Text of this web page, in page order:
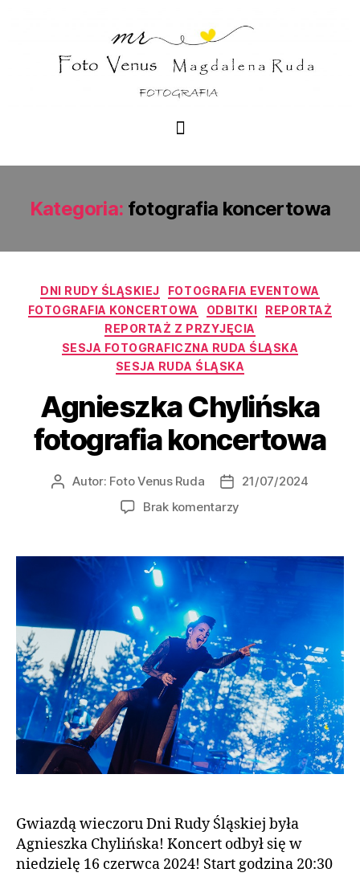
Kategoria: fotografia koncertowa
DNI RUDY ŚLĄSKIEJ
FOTOGRAFIA EVENTOWA
FOTOGRAFIA KONCERTOWA
ODBITKI
REPORTAŻ
REPORTAŻ Z PRZYJĘCIA
SESJA FOTOGRAFICZNA RUDA ŚLĄSKA
SESJA RUDA ŚLĄSKA
Agnieszka Chylińska
fotografia koncertowa
Autor: Foto Venus Ruda
21/07/2024
Brak komentarzy
Gwiazdą wieczoru Dni Rudy Śląskiej była
Agnieszka Chylińska! Koncert odbył się w
niedzielę 16 czerwca 2024! Start godzina 20:30